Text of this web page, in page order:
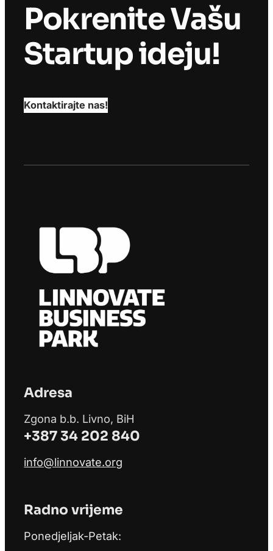
Pokrenite Vašu
Startup ideju!
Kontaktirajte nas!
Adresa
Zgona b.b. Livno, BiH
+387 34 202 840
info@linnovate.org
Radno vrijeme
Ponedjeljak-Petak: